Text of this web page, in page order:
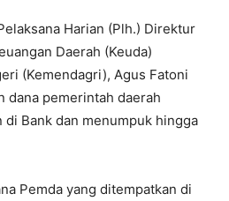
Harian (Plh.) Direktur
Daerah (Keuda)
(Kemendagri), Agus Fatoni
dana pemerintah daerah
di Bank dan menumpuk hingga
Pemda yang ditempatkan di